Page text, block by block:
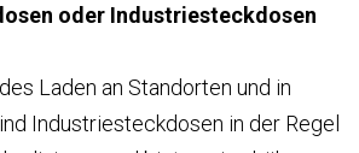
oder Industriesteckdosen
Laden an Standorten und in
Industriesteckdosen in der Regel